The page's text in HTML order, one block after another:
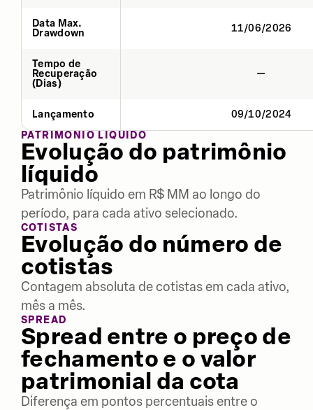
Data Max.
Drawdown
11/06/2026
Tempo de
Recuperação
(Dias)
—
Lançamento
09/10/2024
PATRIMÔNIO LÍQUIDO
Evolução do patrimônio
líquido
Patrimônio líquido em R$ MM ao longo do
período, para cada ativo selecionado.
COTISTAS
Evolução do número de
cotistas
Contagem absoluta de cotistas em cada ativo,
mês a mês.
SPREAD
Spread entre o preço de
fechamento e o valor
patrimonial da cota
Diferença em pontos percentuais entre o